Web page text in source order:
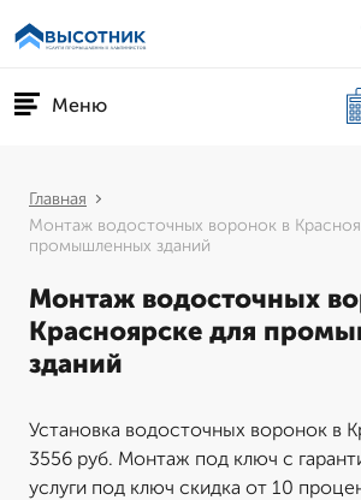
Меню
Главная
Монтаж водосточных воронок в
промышленных зданий
Монтаж водосточных
Красноярске для
зданий
Установка водосточных воронок в
3556 руб. Монтаж под ключ с
услуги под ключ скидка от 10